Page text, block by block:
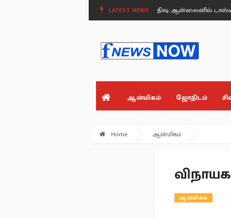
LATEST NEWS :
தமிழகத்தில் இன்று முதல் முன்பதிவு: ஆன்லைனில் டாஸ்மாக்
ஆன்மிகம் ஜோதிடம்
Home ஆன்மிகம்
ஆன்மிகம்